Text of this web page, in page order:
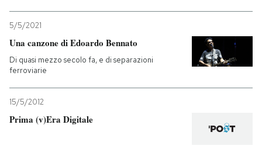
5/5/2021
Una canzone di Edoardo Bennato
Di quasi mezzo secolo fa, e di separazioni
ferroviarie
15/5/2012
Prima (v)Era Digitale